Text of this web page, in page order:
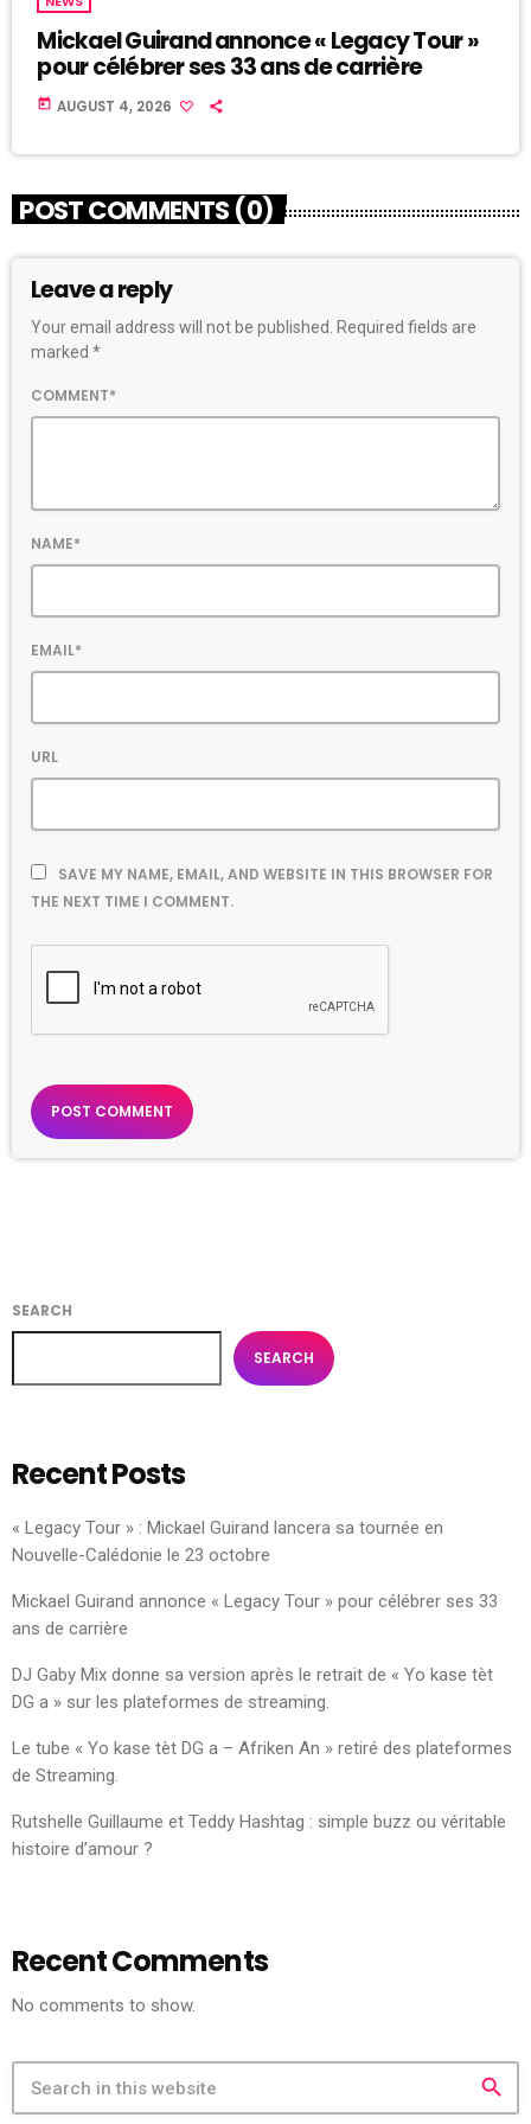
Mickael Guirand annonce « Legacy Tour »
pour célébrer ses 33 ans de carrière
today AUGUST 4, 2026
POST COMMENTS (0)
Leave a reply
Your email address will not be published. Required fields are
marked *
COMMENT*
NAME*
EMAIL*
URL
SAVE MY NAME, EMAIL, AND WEBSITE IN THIS BROWSER FOR
THE NEXT TIME I COMMENT.
SEARCH
SEARCH
Recent Posts
« Legacy Tour » : Mickael Guirand lancera sa tournée en
Nouvelle-Calédonie le 23 octobre
Mickael Guirand annonce « Legacy Tour » pour célébrer ses 33
ans de carrière
DJ Gaby Mix donne sa version après le retrait de « Yo kase tèt
DG a » sur les plateformes de streaming.
Le tube « Yo kase tèt DG a – Afriken An » retiré des plateformes
de Streaming.
Rutshelle Guillaume et Teddy Hashtag : simple buzz ou véritable
histoire d’amour ?
Recent Comments
No comments to show.
search